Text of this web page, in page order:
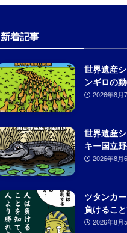
新着記事
世界遺産
ンギロの
2026年8月
世界遺産
キー国立
2026年8月
ツタンカ
負けるこ
2026年8月